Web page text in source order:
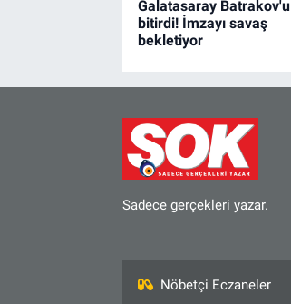
Galatasaray Batrakov'u
bitirdi! İmzayı savaş
bekletiyor
Sadece gerçekleri yazar.
Nöbetçi Eczaneler